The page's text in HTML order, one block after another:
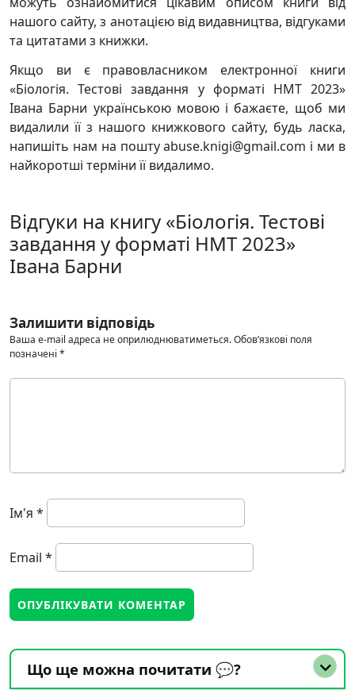
нашого сайту, з анотацією від видавництва, відгуками
та цитатами з книжки.
Якщо ви є правовласником електронної книги
«Біологія. Тестові завдання у форматі НМТ 2023»
Івана Барни українською мовою і бажаєте, щоб ми
видалили її з нашого книжкового сайту, будь ласка,
напишіть нам на пошту abuse.knigi@gmail.com і ми в
найкоротші терміни її видалимо.
Відгуки на книгу «Біологія. Тестові
завдання у форматі НМТ 2023»
Івана Барни
Залишити відповідь
Ваша e-mail адреса не оприлюднюватиметься.Обов’язкові поля
позначені *
Ім'я *
Email *
Що ще можна почитати 💬?